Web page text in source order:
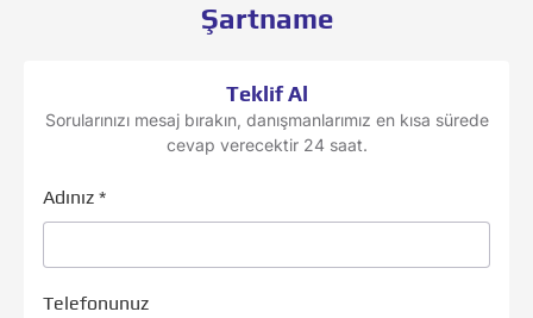
Şartname
Teklif Al
Sorularınızı mesaj bırakın, danışmanlarımız en kısa sürede
cevap verecektir 24 saat.
Adınız *
Telefonunuz